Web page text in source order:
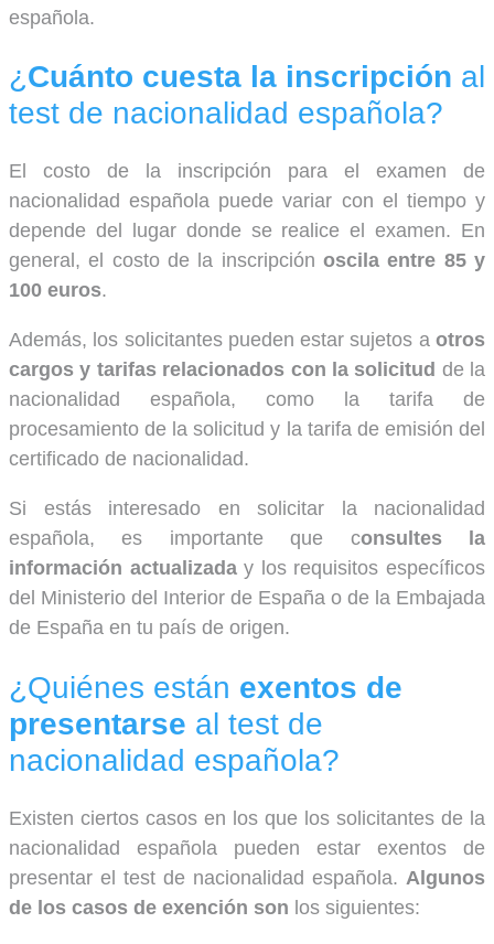
española.
¿Cuánto cuesta la inscripción al
test de nacionalidad española?
El costo de la inscripción para el examen de
nacionalidad española puede variar con el tiempo y
depende del lugar donde se realice el examen. En
general, el costo de la inscripción oscila entre 85 y
100 euros.
Además, los solicitantes pueden estar sujetos a otros
cargos y tarifas relacionados con la solicitud de la
nacionalidad española, como la tarifa de
procesamiento de la solicitud y la tarifa de emisión del
certificado de nacionalidad.
Si estás interesado en solicitar la nacionalidad
española, es importante que consultes la
información actualizaday los requisitos específicos
del Ministerio del Interior de España o de la Embajada
de España en tu país de origen.
¿Quiénes están exentos de
presentarse al test de
nacionalidad española?
Existen ciertos casos en los que los solicitantes de la
nacionalidad española pueden estar exentos de
presentar el test de nacionalidad española. Algunos
de los casos de exención son los siguientes: